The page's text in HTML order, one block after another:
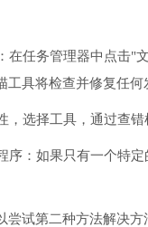
在任务管理器中点击"
工具将检查并修复任
，选择工具，通过查错
序：如果只有一个特
试第二种方法解决方